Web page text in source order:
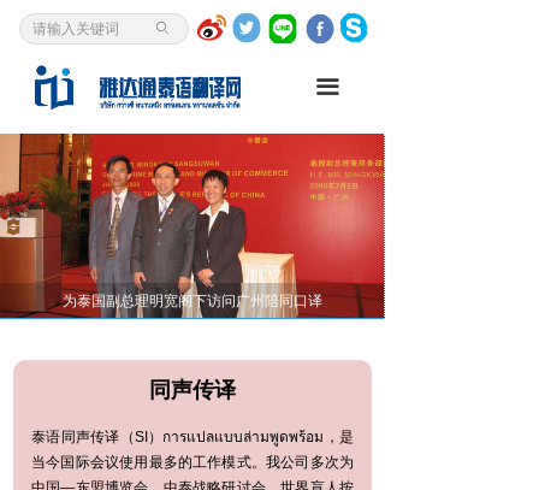
ꄙ
끀
首页
泰语翻译
我是客户
资讯中心
翻译研究
关于我们为泰国副总理明宽阁下访问广州陪同口译
泰语同声传译（SI） การแปลแบบล่ามพูดพร้อม ，是
当今国际会议使用最多的工作模式。我公司多次为
同声传译